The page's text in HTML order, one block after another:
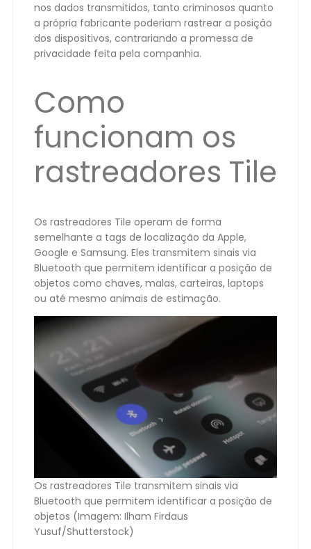
nos dados transmitidos, tanto criminosos quanto
a própria fabricante poderiam rastrear a posição
dos dispositivos, contrariando a promessa de
privacidade feita pela companhia.
Como
funcionam os
rastreadores Tile
Os rastreadores Tile operam de forma
semelhante a tags de localização da Apple,
Google e Samsung. Eles transmitem sinais via
Bluetooth que permitem identificar a posição de
objetos como chaves, malas, carteiras, laptops
ou até mesmo animais de estimação.
Os rastreadores Tile transmitem sinais via
Bluetooth que permitem identificar a posição de
objetos (Imagem: Ilham Firdaus
Yusuf/Shutterstock)